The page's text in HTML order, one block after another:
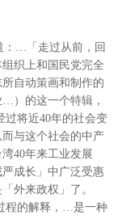
：…「走过从前，回
织上和国民党完全
自动策画和制作的
）的这一个特辑，
过将近40年的社会变
与这个社会的中产
40年来工业发展
成长」中广泛受惠
外来政权」了。
程的解释，…是一种